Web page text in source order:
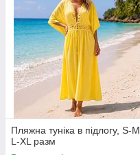
Пляжна туніка в підлогу, S-M,
L-XL разм